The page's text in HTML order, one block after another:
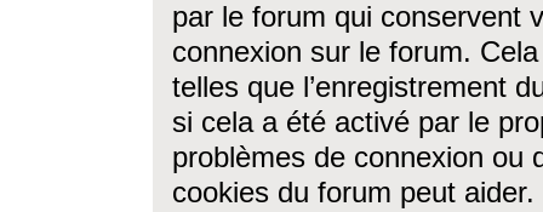
par le forum qui conservent
connexion sur le forum.
telles que l’enregistrement
si cela a été activé par le
problèmes de connexion ou
cookies du forum peut aider.